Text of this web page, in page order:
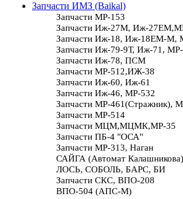
Запчасти ИМЗ (Baikal)
Запчасти МР-153
Запчасти Иж-27М, Иж-
Запчасти Иж-18, Иж-18ЕМ-М,
Запчасти Иж-79-9Т, Иж-71,
Запчасти Иж-78, ПСМ
Запчасти МР-512,ИЖ-38
Запчасти Иж-60, Иж-61
Запчасти Иж-46, МР-532
Запчасти МР-461(Стражник),
Запчасти МР-514
Запчасти МЦМ,МЦМК,МР-35
Запчасти ПБ-4 "ОСА"
Запчасти МР-313, Наган
САЙГА (Автомат
ЛОСЬ, СОБОЛЬ, БАРС, БИ
Запчасти СКС, ВПО-208
ВПО-504 (АПС-М)